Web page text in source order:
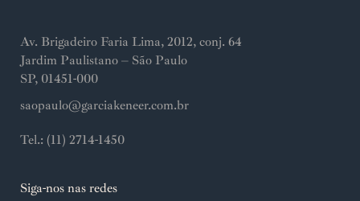
Av. Brigadeiro Faria Lima, 2012, conj. 64
Jardim Paulistano – São Paulo
SP, 01451-000
saopaulo@garciakeneer.com.br
Tel.: (11) 2714-1450
Siga-nos nas redes